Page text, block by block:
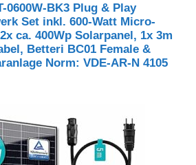
0600W-BK3 Plug & Play
Set inkl. 600-Watt Micro-
ca. 400Wp Solarpanel, 1x 3m
Betteri BC01 Female &
Norm: VDE-AR-N 4105